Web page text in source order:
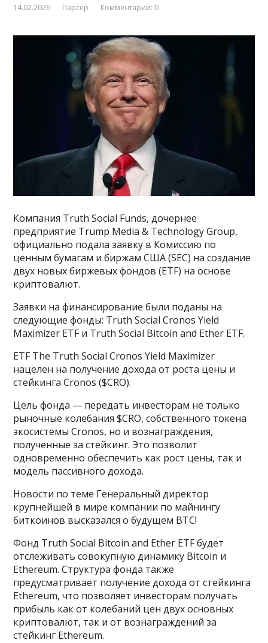
14.02.2026 Парсер Комментарии: 0
Компания Truth Social Funds, дочернее
предприятие Trump Media & Technology Group,
официально подала заявку в Комиссию по
ценным бумагам и биржам США (SEC) на создание
двух новых биржевых фондов (ETF) на основе
криптовалют.
Заявки на финансирование были поданы на
следующие фонды: Truth Social Cronos Yield
Maximizer ETF и Truth Social Bitcoin and Ether ETF.
ETF The Truth Social Cronos Yield Maximizer
нацелен на получение дохода от роста цены и
стейкинга Cronos ($CRO).
Цель фонда — передать инвесторам не только
рыночные колебания $CRO, собственного токена
экосистемы Cronos, но и вознаграждения,
полученные за стейкинг. Это позволит
одновременно обеспечить как рост цены, так и
модель пассивного дохода.
Новости по теме Генеральный директор
крупнейшей в мире компании по майнингу
биткоинов высказался о будущем BTC!
Фонд Truth Social Bitcoin and Ether ETF будет
отслеживать совокупную динамику Bitcoin и
Ethereum. Структура фонда также
предусматривает получение дохода от стейкинга
Ethereum, что позволяет инвесторам получать
прибыль как от колебаний цен двух основных
криптовалют, так и от вознаграждений за
стейкинг Ethereum.